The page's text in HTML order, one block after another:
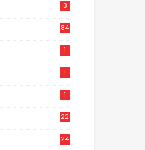
3
84
1
1
1
22
24